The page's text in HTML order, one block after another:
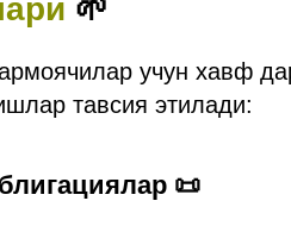
🌱
учун хавф
тавсия этилади:
📜